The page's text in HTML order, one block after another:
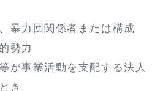
団関係者または構成
勢力
業活動を支配する法人
き